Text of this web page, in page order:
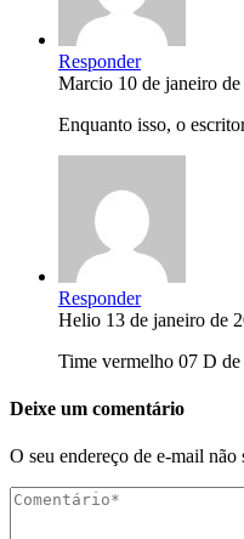
Responder
Marcio 10 de janeiro
Enquanto isso, o
Responder
Helio 13 de janeiro de
Time vermelho 07 D de
Deixe um comentário
O seu endereço de e-mail não